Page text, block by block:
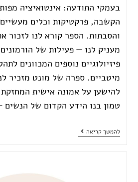
בעמקי התודעה: אינטואיציה
הקשבה, פרקטיקות וכלים
והסבתות. הספר קורא לנו
מעניק לנו — פעילות של
פיזיולוגיים נוספים המכוונים
מיטביים. ספרה של מונט מזכיר
להישען על אמונה אישית המחזקת
טמון בנו הידע הקדום של
להמשך קריאה